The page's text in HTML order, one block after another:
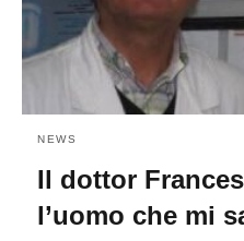
NEWS
Il dottor
l’uomo che mi